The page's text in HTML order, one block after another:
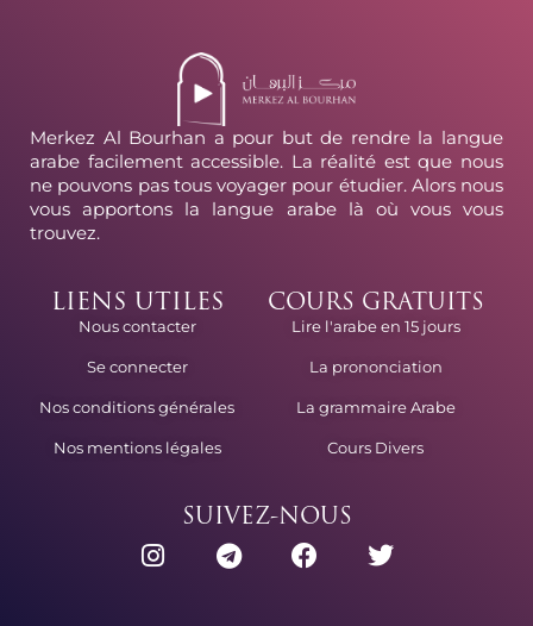
Merkez Al Bourhan a pour but de rendre la langue
arabe facilement accessible. La réalité est que nous
ne pouvons pas tous voyager pour étudier. Alors nous
vous apportons la langue arabe là où vous vous
trouvez.
LIENS UTILES
Nous contacter
Se connecter
Nos conditions générales
Nos mentions légales
COURS GRATUITS
Lire l'arabe en 15 jours
La prononciation
La grammaire Arabe
Cours Divers
SUIVEZ-NOUS